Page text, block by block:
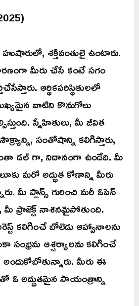
శక్తివంతులై ఉంటారు.
మీరు చేసే కంటే సగం
ఆర్థికపరిస్థితులలో
వాటిని కొనుగోలు
స్నేహితులు, మీ జీవిత
సంతోషాన్ని కలిగిస్తారు,
డల్ గా, నిదానంగా ఉండేది. మీ
మరో అద్భుత కోణాన్ని మీరు
మీ ప్లాన్స్ గురించి మరీ ఓపెన్
మీ ప్రాజెక్ట్ నాశనమైపోతుంది.
కలిగించే బోలెడు ఆహ్వానాలను
సంభ్రమ ఆశ్చర్యాలను కలిగించే
మీరు ఈ
అద్భుతమైన సాయంత్రాన్ని